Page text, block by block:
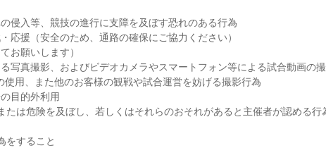
侵入等、競技の進行に支障を及ぼす恐れのある行為
援（安全のため、通路の確保にご協力ください）
お願いします）
真撮影、およびビデオカメラやスマートフォン等による試合動画の撮
用、また他のお客様の観戦や試合運営を妨げる撮影行為
目的外利用
は危険を及ぼし、若しくはそれらのおそれがあると主催者が認める行
をすること